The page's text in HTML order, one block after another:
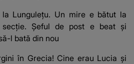
la Lungulețu. Un mire e bătut la
Șeful de post e beat și
l bată din nou
în Grecia! Cine erau Lucia și